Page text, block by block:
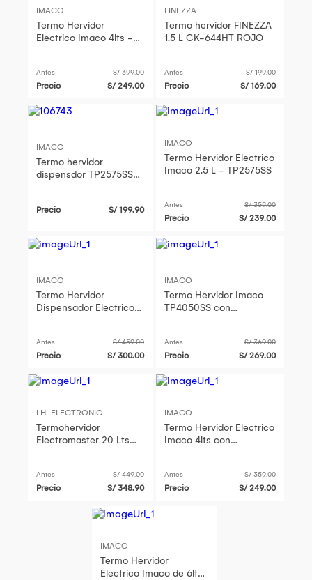
IMACO
Termo Hervidor
Electrico Imaco 4lts -
Antes S/ 399.00
Precio S/ 249.00
FINEZZA
Termo hervidor FINEZZA
1.5 L CK-644HT ROJO
Antes S/ 199.00
Precio S/ 169.00
IMACO
Termo hervidor
dispensdor TP2575SS
Precio S/ 199.90
IMACO
Termo Hervidor Electrico
Imaco 2.5 L - TP2575SS
Antes S/ 359.00
Precio S/ 239.00
IMACO
Termo Hervidor
Dispensador Electrico
Antes S/ 459.00
Precio S/ 300.00
IMACO
Termo Hervidor Imaco
TP4050SS con
Antes S/ 369.00
Precio S/ 269.00
LH-ELECTRONIC
Termohervidor
Electromaster 20 Lts
Antes S/ 449.00
Precio S/ 348.90
IMACO
Termo Hervidor Electrico
Imaco 4lts con
Antes S/ 359.00
Precio S/ 249.00
IMACO
Termo Hervidor
Electrico Imaco de 6lts